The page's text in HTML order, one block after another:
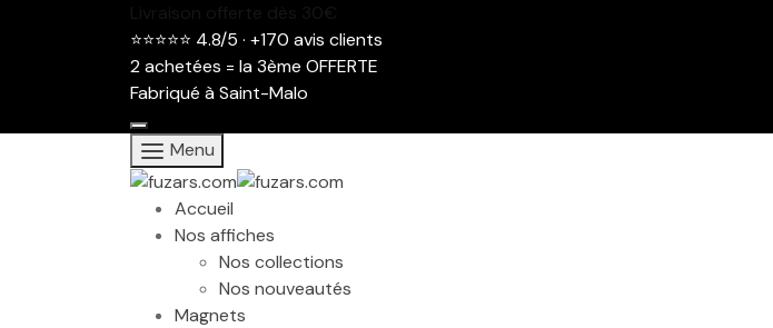
⭐⭐⭐⭐⭐ 4.8/5 · +170 avis clients
2 achetées = la 3ème OFFERTE
Fabriqué à Saint-Malo
Menu
Accueil
Nos affiches
Nos collections
Nos nouveautés
Magnets